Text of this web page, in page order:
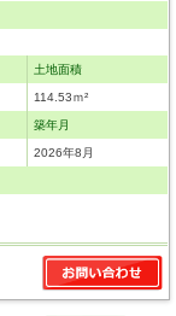
土地面積
114.53ｍ²
築年月
2026年8月